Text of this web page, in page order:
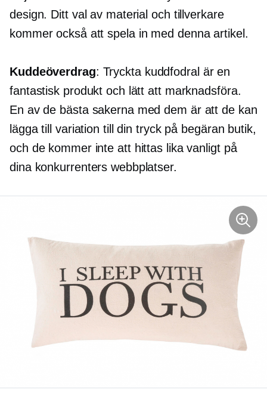
design. Ditt val av material och tillverkare
kommer också att spela in med denna artikel.
Kuddeöverdrag: Tryckta kuddfodral är en
fantastisk produkt och lätt att marknadsföra.
En av de bästa sakerna med dem är att de kan
lägga till variation till din tryck på begäran butik,
och de kommer inte att hittas lika vanligt på
dina konkurrenters webbplatser.